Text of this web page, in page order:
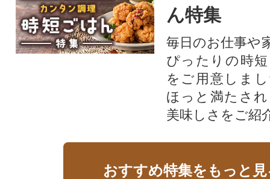
ん特集
毎日のお仕事や
ぴったりの時
をご用意しま
ほっと満たさ
美味しさをご紹
おすすめ特集をもっと